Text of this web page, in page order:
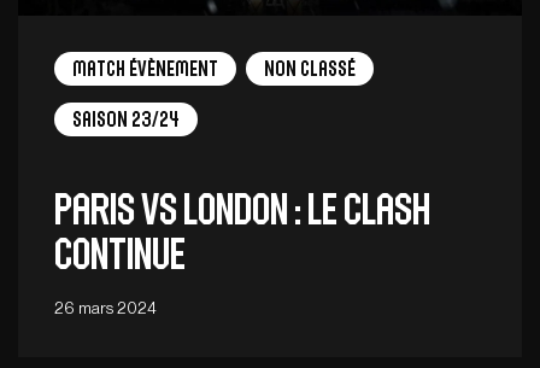
Match Évènement Non Classé
Saison 23/24
Paris vs London : le Clash
continue
26 mars 2024